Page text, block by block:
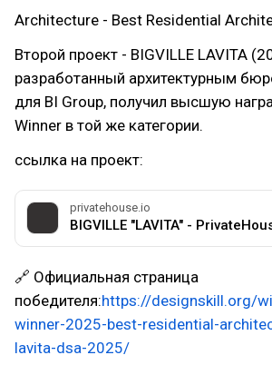
Architecture - Best Residential
Второй проект - BIGVILLE LAVITA
разработанный архитектурным
для BI Group, получил высшую
Winner в той же категории.
ссылка на проект:
privatehouse.io
BIGVILLE "LAVITA" -
🔗 Официальная страница
победителя:https://designskill.org/
winner-2025-best-residential-
lavita-dsa-2025/